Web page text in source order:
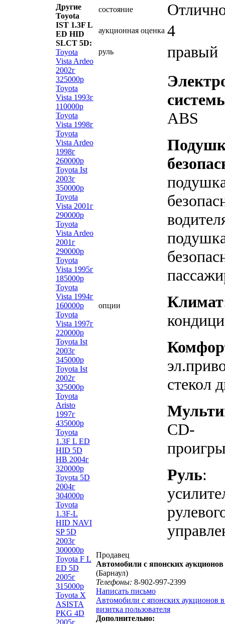
Другие
Toyota
IST 1.3F L
ED HID
SLCT 5D:
Toyota
Vista Ardeo
2002г
325000р
Toyota
Vista 1993г
110000р
Toyota
Vista 1998г
Toyota
Vista Ardeo
1998г
260000р
Toyota Ist
2003г
350000р
Toyota
Vista 2001г
290000р
Toyota
Vista Ardeo
2001г
290000р
Toyota
Vista 1995г
185000р
Toyota
Vista 1994г
160000р
Toyota
Vista 1997г
220000р
Toyota Ist
2003г
345000р
Toyota Ist
2002г
325000р
Toyota
Aristo
1997г
435000р
Toyota
1.3F L ED
HID 5D
HB 2004г
320000р
Toyota 5D
2004г
304000р
Toyota
1.3F-L
HID NAVI
SP 5D
2003г
300000р
Toyota F L
ED 5D
2005г
315000р
Toyota X
ASISTA
PKG 4D
2005г
состояние
аукционная оценка 4
руль правый
опции
ABS
Климат
стекол
CD-
Руль:
Продавец
Автомобили с японских
(Барнаул)
Телефоны: 8-902-997-2399
Написать письмо
Автомобили с японских аукционов в
визитка пользователя
Дополнительно: